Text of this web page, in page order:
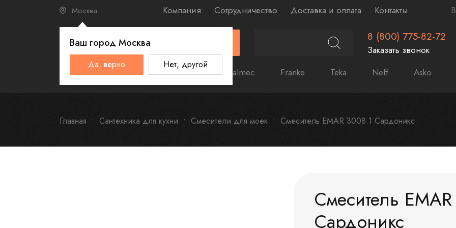
Москва
Ваш город Москва
Да, верно Нет, другой
Компания Сотрудничество Доставка и оплата Контакты
8 (800) 775-82-72
Заказать звонок
Schulthess Smeg Omoikiri Falmec Franke Teka Neff Asko
Главная Сантехника для кухни Смесители для моек Смеситель EMAR 3008.1 Сардоникс
Смеситель
Сардоникс